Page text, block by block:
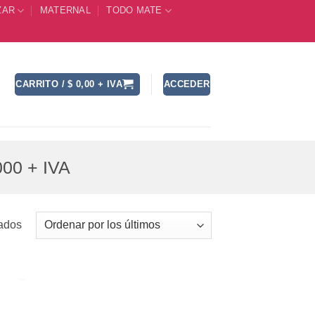
MATERNAL TODO MATE
CARRITO /$ 0,00 + IVA ACCEDER
+ IVA
Ordenado
por